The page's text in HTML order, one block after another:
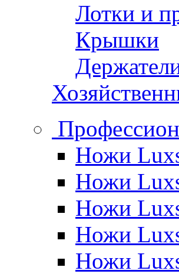
Лотки и
Крышки
Ножи
Ножи
Ножи
Ножи
Ножи